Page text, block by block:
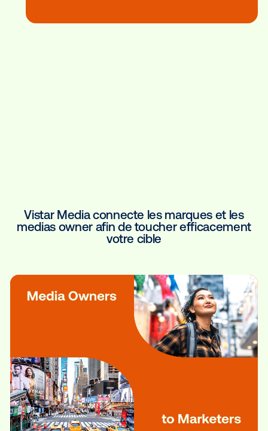
Vistar Media connecte les marques
medias owner afin de toucher
votre cible